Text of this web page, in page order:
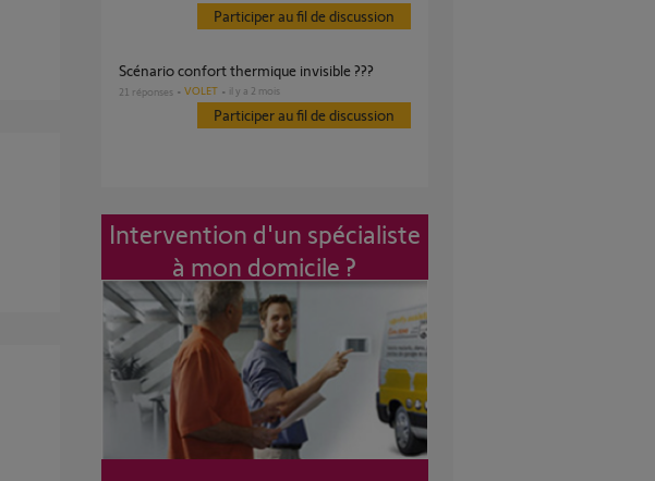
Participer au fil de discussion
Scénario confort thermique invisible ???
21 réponses VOLET il y a 2 mois
Participer au fil de discussion
Intervention d'un spécialiste
à mon domicile ?